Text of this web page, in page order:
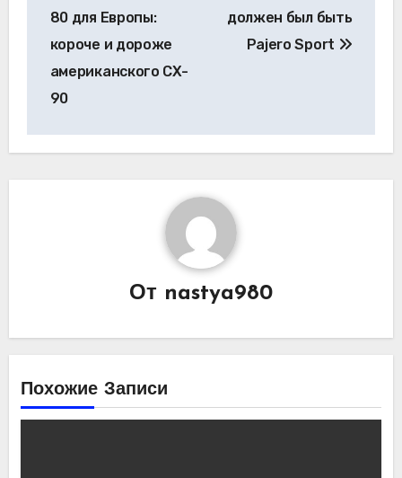
записям
80 для Европы:
короче и дороже
американского CX-
90
должен был быть
Pajero Sport
От nastya980
Похожие Записи